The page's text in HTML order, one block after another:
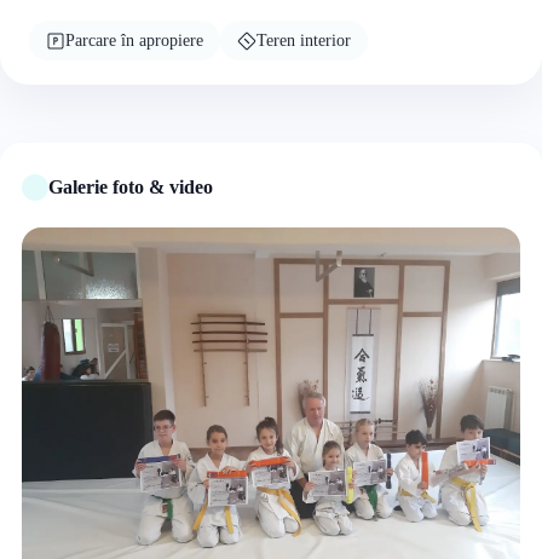
Parcare în apropiere Teren interior
Galerie foto & video